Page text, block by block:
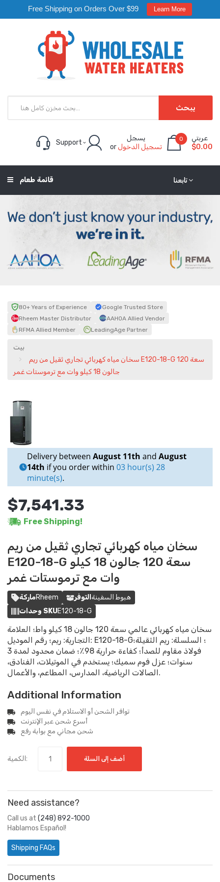
Free Shipping on Orders Over $99 Learn More
يبحث
Support
يسجل
orتسجيل الدخول
0
عربتي
$0.00
تابعنا قائمة طعام
80+ Years of Experience
Google Trusted Store
Rheem Master Distributor
AAHOA Allied Vendor
RFMA Allied Member
LeadingAge Partner
بيت
سخان مياه كهربائي تجاري ثقيل من ريم E120-18-G سعة 120
جالون 18 كيلو وات مع ترموستات غمر
Delivery between August 11th and August
14th if you order within 03 hour(s) 28
minute(s).
$7,541.33
Free Shipping!
سخان مياه كهربائي تجاري ثقيل من ريم
E120-18-G سعة 120 جالون 18 كيلو
وات مع ترموستات غمر
ماركةRheem التوفرهبوط السفينة
وحدات SKUE120-18-G
سخان مياه كهربائي عالمي سعة 120 جالون 18 كيلو واط؛ العلامة
التجارية: ريم؛ رقم الموديل: E120-18-G؛ السلسلة: ريم الثقيلة؛
فولاذ مقاوم للصدأ؛ كفاءة حرارية 98٪؛ ضمان محدود لمدة 3
سنوات؛ عزل فوم سميك؛ يستخدم في الموتيلات، الفنادق،
الصالات الرياضية، المدارس، المطاعم، والأعمال.
Additional Information
توافر الشحن أو الاستلام في نفس اليوم
أسرع شحن عبر الإنترنت
شحن مجاني مع بوابة رفع
الكمية: أضف إلى السلة
Need assistance?
Call us at (248) 892-1000
Hablamos Español!
Shipping FAQs
Documents